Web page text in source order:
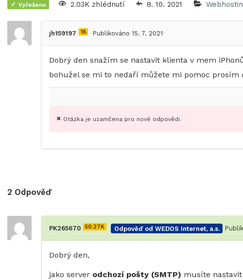
Vyřešeno 2.03K zhlédnutí 8. 10. 2021
jh159197 16 Publikováno 15. 7. 2021
Dobrý den snažím se nastavit klienta v mem
bohužel se mi to nedaří můžete mi pomoc prosím
Otázka je uzamčena pro nové odpovědi.
2 Odpověď
PK265670 50.27K Odpověď od WEDOS Internet, a.s.
Dobrý den,
jako server odchozí pošty (SMTP) musíte